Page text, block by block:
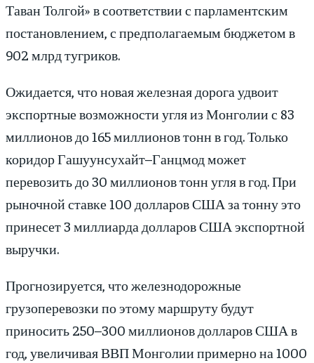
Таван Толгой» в соответствии с парламентским
постановлением, с предполагаемым бюджетом в
902 млрд тугриков.
Ожидается, что новая железная дорога удвоит
экспортные возможности угля из Монголии с 83
миллионов до 165 миллионов тонн в год. Только
коридор Гашуунсухайт–Ганцмод может
перевозить до 30 миллионов тонн угля в год. При
рыночной ставке 100 долларов США за тонну это
принесет 3 миллиарда долларов США экспортной
выручки.
Прогнозируется, что железнодорожные
грузоперевозки по этому маршруту будут
приносить 250–300 миллионов долларов США в
год, увеличивая ВВП Монголии примерно на 1000